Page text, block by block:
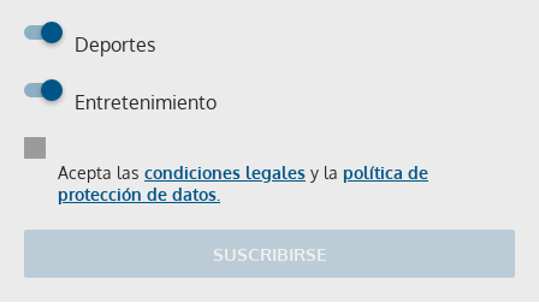
Deportes
Entretenimiento
Acepta las condiciones legales y la política de
protección de datos.
SUSCRIBIRSE